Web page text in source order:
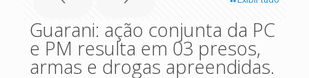
Guarani: ação conjunta da PC
e PM resulta em 03 presos,
armas e drogas apreendidas.